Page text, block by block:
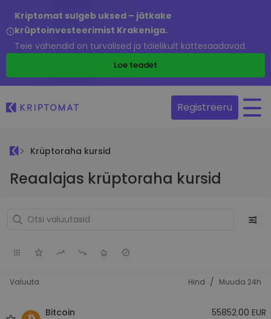
Kriptomat sulgeb uksed – jätkake
krüptoinvesteerimist Krakeniga.
Teie vahendid on turvalised ja täielikult kättesaadavad.
Loe teadet
Registreeru
Krüptoraha kursid
Reaalajas krüptoraha kursid
Valuuta Hind / Muuda 24h
Bitcoin
55852.00 EUR